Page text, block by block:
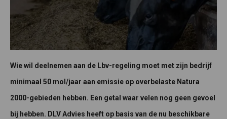
Wie wil deelnemen aan de Lbv-regeling moet met zijn bedrijf
minimaal 50 mol/jaar aan emissie op overbelaste Natura
2000-gebieden hebben. Een getal waar velen nog geen gevoel
bij hebben. DLV Advies heeft op basis van de nu beschikbare